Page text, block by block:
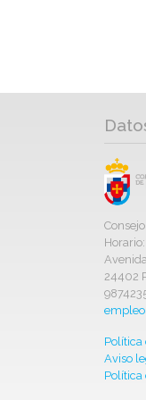
24402
Aviso
Política